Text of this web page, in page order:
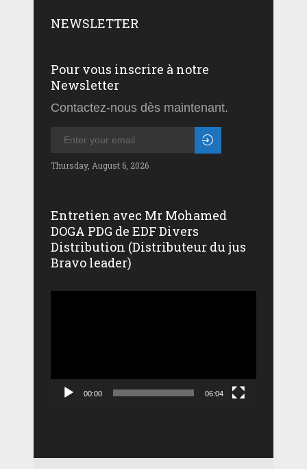
NEWSLETTER
Pour vous inscrire à notre
Newsletter
Contactez-nous dès maintenant.
Thursday, August 6, 2026
Entretien avec Mr Mohamed
DOGA PDG de EDF Divers
Distribution (Distributeur du jus
Bravo leader)
00:00 06:04